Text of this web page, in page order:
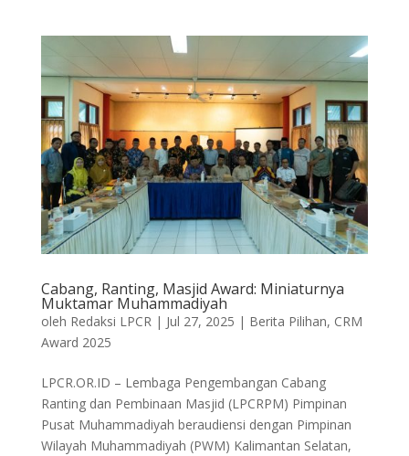
Cabang, Ranting, Masjid Award: Miniaturnya
Muktamar Muhammadiyah
oleh Redaksi LPCR| Jul 27, 2025 | Berita Pilihan, CRM
Award 2025
LPCR.OR.ID – Lembaga Pengembangan Cabang
Ranting dan Pembinaan Masjid (LPCRPM) Pimpinan
Pusat Muhammadiyah beraudiensi dengan Pimpinan
Wilayah Muhammadiyah (PWM) Kalimantan Selatan,